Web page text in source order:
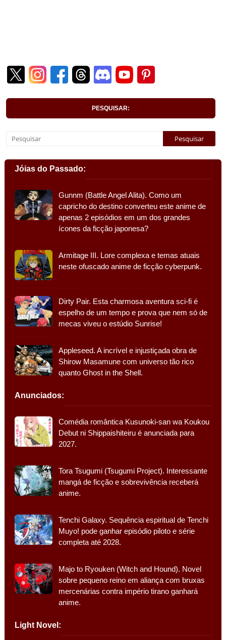
PESQUISAR:
Jóias do Passado:
Gunnm (Battle Angel Alita). Como um
capricho do destino converteu este anime de
apenas 2 episódios em um dos grandes
ícones da ficção japonesa?
Armitage III. Lore complexa e temas atuais
neste ofuscado anime de ficção cyberpunk.
Dirty Pair. Esta charmosa aventura sci-fi é
espelho de um tempo e prova que nem só de
mecas viveu o estúdio Sunrise!
Appleseed. A incrível e injustiçada obra de
Shirow Masamune com universo tão rico
quanto Ghost in the Shell.
Anunciados:
Comédia romântica Kusunoki-san wa Koukou
Debut ni Shippaishiteiru é anunciada para
2027.
Tora Tsugumi (Tsugumi Project). Interessante
mangá de ficção e sobrevivência receberá
anime.
Tenchi Galaxy. Sequência espiritual de Tenchi
Muyo! pode ganhar episódio piloto e série
completa até 2028.
Majo to Ryouken (Witch and Hound). Novel
sobre pequeno reino em aliança com bruxas
mercenárias contra império tirano ganhará
anime.
Light Novel: